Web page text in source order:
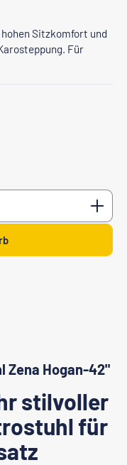
Sitzkomfort und
Für
Wert ein
Zena Hogan-42"
stilvoller
für